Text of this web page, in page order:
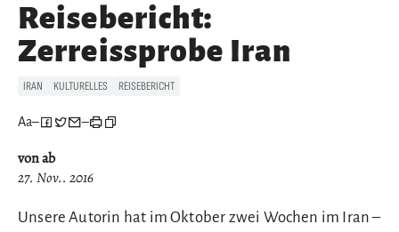
Reisebericht:
Zerreissprobe Iran
IRAN KULTURELLES REISEBERICHT
Aa– –
von ab
27. Nov.. 2016
Unsere Autorin hat im Oktober zwei Wochen im Iran –